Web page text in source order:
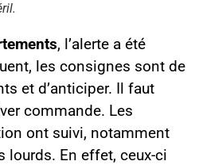
, l’alerte a été
les consignes sont de
et d’anticiper. Il faut
commande. Les
ont suivi, notamment
lourds. En effet, ceux-ci